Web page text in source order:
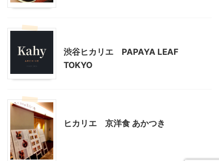
渋谷ヒカリエ PAPAYA LEAF
TOKYO
ヒカリエ 京洋食 あかつき